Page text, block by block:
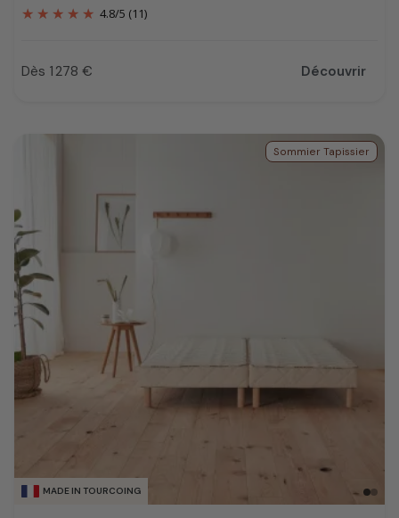
4.8/5 (11)
Prix
Dès 1 278 € Découvrir
MADE IN TOURCOING
Sommier Tapissier